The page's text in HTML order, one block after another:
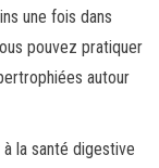
une fois dans
pouvez pratiquer
autour
la santé digestive